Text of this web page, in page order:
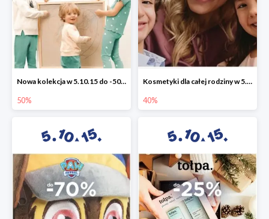
Nowa kolekcja w 5.10.15 do -50%
50%
Kosmetyki dla całej rodziny w 5.10.15 do -40%
40%